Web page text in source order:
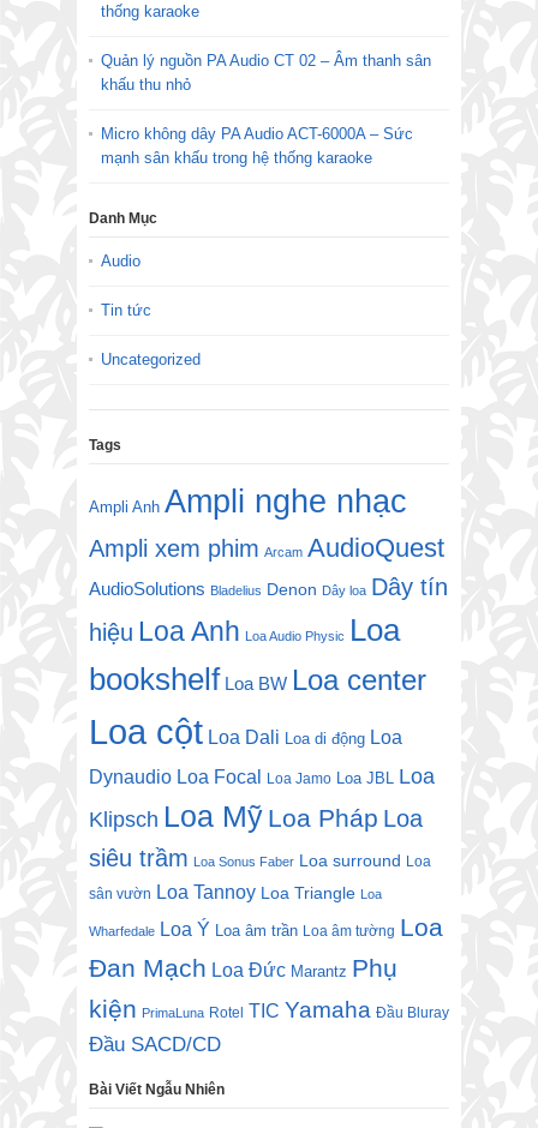
thống karaoke
Quản lý nguồn PA Audio CT 02 – Âm thanh sân
khấu thu nhỏ
Micro không dây PA Audio ACT-6000A – Sức
mạnh sân khấu trong hệ thống karaoke
Danh Mục
Audio
Tin tức
Uncategorized
Tags
Ampli Anh Ampli nghe nhạc
Ampli xem phim Arcam AudioQuest
AudioSolutions Bladelius Denon Dây loa Dây tín
hiệu Loa Anh Loa Audio Physic Loa
bookshelf Loa BW Loa center
Loa cột Loa Dali Loa di động Loa
Dynaudio Loa Focal Loa Jamo Loa JBL
Loa
Klipsch Loa Mỹ Loa Pháp Loa
siêu trầm Loa Sonus Faber Loa surround Loa
sân vườn Loa Tannoy Loa Triangle Loa
Wharfedale Loa Ý Loa âm trần Loa âm tường Loa
Đan Mạch Loa Đức Marantz Phụ
kiện PrimaLuna Rotel TIC Yamaha Đầu Bluray
Đầu SACD/CD
Bài Viết Ngẫu Nhiên